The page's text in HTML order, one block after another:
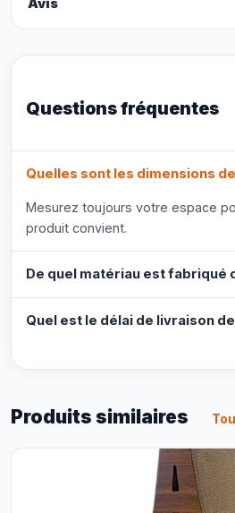
Avis
Questions fréquentes
Quelles sont les dimensions
Mesurez toujours votre espace
produit convient.
De quel matériau est fabriqué
Quel est le délai de livraison
Produits similaires